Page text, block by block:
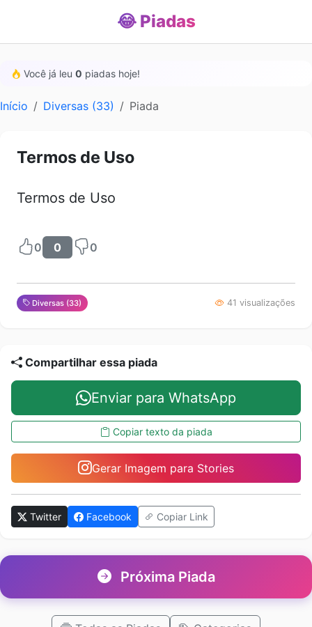
😂 Piadas
Você já leu 0 piadas hoje!
Início Diversas (33) Piada
Termos de Uso
Termos de Uso
0 0 0
Diversas (33) 41 visualizações
Compartilhar essa piada
Enviar para WhatsApp
Copiar texto da piada
Gerar Imagem para Stories
Twitter Facebook Copiar Link
Próxima Piada